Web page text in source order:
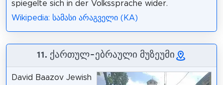
spiegelte sich in der Volkssprache wider.
Wikipedia: სამასი არაგველი (KA)
11. ქართულ-ებრაული მუზეუმი
David Baazov Jewish